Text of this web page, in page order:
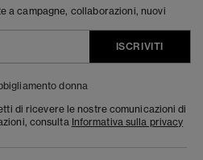
a campagne, collaborazioni, nuovi
ISCRIVITI
donna
di ricevere le nostre comunicazioni di
consulta Informativa sulla privacy